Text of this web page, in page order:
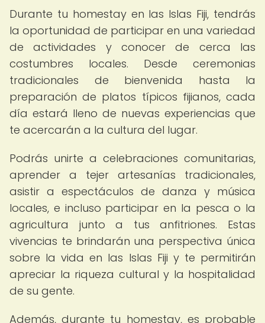
Durante tu homestay en las Islas Fiji, tendrás
la oportunidad de participar en una variedad
de actividades y conocer de cerca las
costumbres locales. Desde ceremonias
tradicionales de bienvenida hasta la
preparación de platos típicos fijianos, cada
día estará lleno de nuevas experiencias que
te acercarán a la cultura del lugar.
Podrás unirte a celebraciones comunitarias,
aprender a tejer artesanías tradicionales,
asistir a espectáculos de danza y música
locales, e incluso participar en la pesca o la
agricultura junto a tus anfitriones. Estas
vivencias te brindarán una perspectiva única
sobre la vida en las Islas Fiji y te permitirán
apreciar la riqueza cultural y la hospitalidad
de su gente.
Además, durante tu homestay, es probable